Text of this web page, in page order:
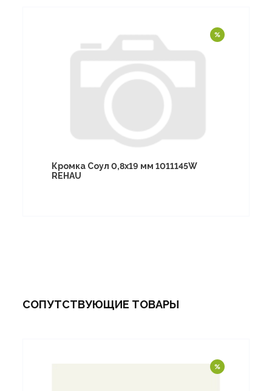
Кромка Соул 0,8х19 мм 1011145W
REHAU
СОПУТСТВУЮЩИЕ ТОВАРЫ